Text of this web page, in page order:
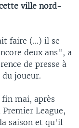
ville nord-
faire (...) il se
deux ans", a
de presse à
joueur.
fin mai, après
League,
saison et qu'il